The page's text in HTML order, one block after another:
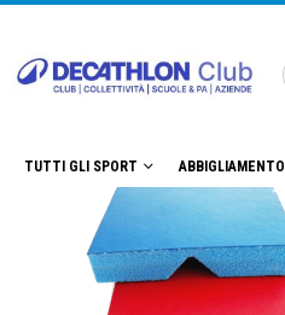
TUTTI GLI SPORT ABBIGLIAMENTO